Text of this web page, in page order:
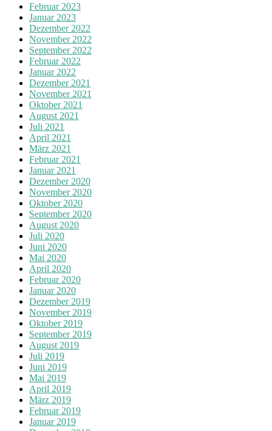
Februar 2023
Januar 2023
Dezember 2022
November 2022
September 2022
Februar 2022
Januar 2022
Dezember 2021
November 2021
Oktober 2021
August 2021
Juli 2021
April 2021
März 2021
Februar 2021
Januar 2021
Dezember 2020
November 2020
Oktober 2020
September 2020
August 2020
Juli 2020
Juni 2020
Mai 2020
April 2020
Februar 2020
Januar 2020
Dezember 2019
November 2019
Oktober 2019
September 2019
August 2019
Juli 2019
Juni 2019
Mai 2019
April 2019
März 2019
Februar 2019
Januar 2019